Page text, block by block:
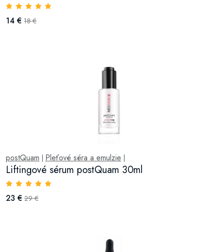
14 € 18 €
postQuam | Pleťové séra a emulzie |
Liftingové sérum postQuam 30ml
23 € 29 €